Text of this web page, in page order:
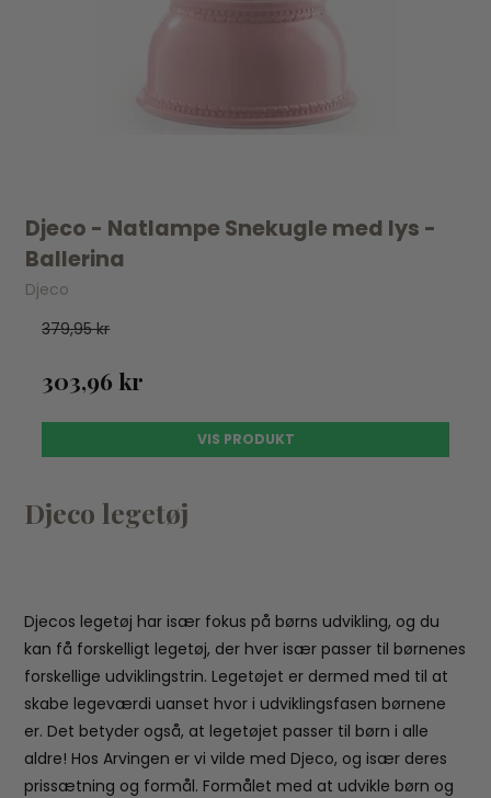
Djeco - Natlampe Snekugle med lys -
Ballerina
Djeco
379,95 kr
303,96 kr
VIS PRODUKT
Djeco legetøj
Djecos legetøj har især fokus på børns udvikling, og du
kan få forskelligt legetøj, der hver især passer til børnenes
forskellige udviklingstrin. Legetøjet er dermed med til at
skabe legeværdi uanset hvor i udviklingsfasen børnene
er. Det betyder også, at legetøjet passer til børn i alle
aldre! Hos Arvingen er vi vilde med Djeco, og især deres
prissætning og formål. Formålet med at udvikle børn og